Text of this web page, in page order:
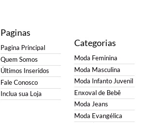
Paginas
Pagina Principal
Quem Somos
Últimos Inseridos
Fale Conosco
Inclua sua Loja
Categorias
Moda Feminina
Moda Masculina
Moda Infanto Juvenil
Enxoval de Bebê
Moda Jeans
Moda Evangélica